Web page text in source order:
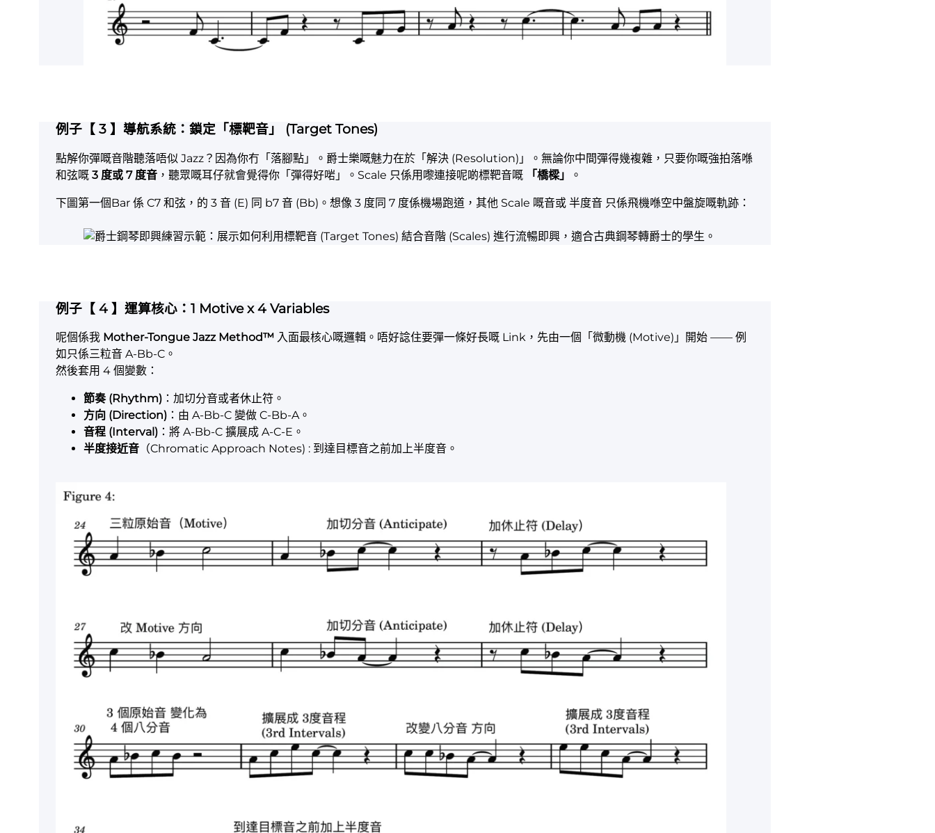
例子【 3 】導航系統：鎖定「標靶音」 (Target Tones)
點解你彈嘅音階聽落唔似 Jazz？因為你冇「落腳點」。爵士樂嘅魅力在於「解決 (Resolution)」。無論你中間彈得幾複雜，只要你嘅強拍落喺
和弦嘅 3 度或 7 度音 ，聽眾嘅耳仔就會覺得你「彈得好啱」。Scale 只係用嚟連接呢啲標靶音嘅 「橋樑」 。
下圖第一個Bar 係 C7 和弦，的 3 音 (E) 同 b7 音 (Bb)。想像 3 度同 7 度係機場跑道，其他 Scale 嘅音或 半度音 只係飛機喺空中盤旋嘅軌跡：
例子【 4 】運算核心：1 Motive x 4 Variables
呢個係我 Mother-Tongue Jazz Method™ 入面最核心嘅邏輯。唔好諗住要彈一條好長嘅 Link，先由一個「微動機 (Motive)」開始 —— 例
如只係三粒音 A-Bb-C。
然後套用 4 個變數：
節奏 (Rhythm) ：加切分音或者休止符。
方向 (Direction) ：由 A-Bb-C 變做 C-Bb-A。
音程 (Interval) ：將 A-Bb-C 擴展成 A-C-E。
半度接近音 （Chromatic Approach Notes) : 到達目標音之前加上半度音。